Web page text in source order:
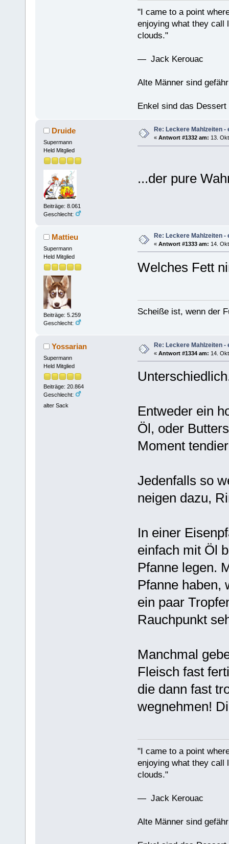
"I came to a point
enjoying what they call
clouds."
— Jack Kerouac
Alte Männer sind
Enkel sind das Dessert
Druide
Supermann
Held Mitglied
Beiträge: 8.061
Geschlecht:
Re: Leckere Mahlzeiten -
« Antwort #1332 am: 13.
...der pure
Mattieu
Supermann
Held Mitglied
Beiträge: 5.259
Geschlecht:
Re: Leckere Mahlzeiten -
« Antwort #1333 am: 14.
Welches Fett
Scheiße ist, wenn der
Yossarian
Supermann
Held Mitglied
Beiträge: 20.864
Geschlecht:
alter Sack
Re: Leckere Mahlzeiten -
« Antwort #1334 am: 14.
Entweder ein
Öl, oder
Moment
Jedenfalls so
neigen dazu,
In einer
einfach mit Öl
Pfanne legen.
Pfanne haben,
ein paar
Rauchpunkt
Manchmal
Fleisch fast
die dann fast
wegnehmen!
"I came to a point
enjoying what they call
clouds."
— Jack Kerouac
Alte Männer sind